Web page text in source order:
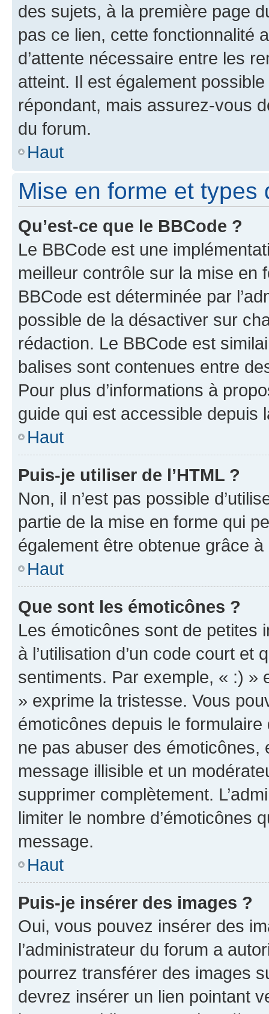
des sujets, à la première page
pas ce lien, cette fonctionnalité
d’attente nécessaire entre les
atteint. Il est également
répondant, mais assurez-vous
du forum.
Haut
Mise en forme et types
Qu’est-ce que le BBCode ?
Le BBCode est une
meilleur contrôle sur la mise en
BBCode est déterminée par
possible de la désactiver sur
rédaction. Le BBCode est
balises sont contenues entre
Pour plus d’informations à
guide qui est accessible depuis
Haut
Puis-je utiliser de l’HTML ?
Non, il n’est pas possible
partie de la mise en forme qui
également être obtenue grâce à
Haut
Que sont les émoticônes ?
Les émoticônes sont de petites
à l’utilisation d’un code court et
sentiments. Par exemple, « :) »
» exprime la tristesse. Vous
émoticônes depuis le
ne pas abuser des
message illisible et un
supprimer complètement.
limiter le nombre d’émoticônes
message.
Haut
Puis-je insérer des images ?
Oui, vous pouvez insérer des
l’administrateur du forum a
pourrez transférer des images
devrez insérer un lien pointant